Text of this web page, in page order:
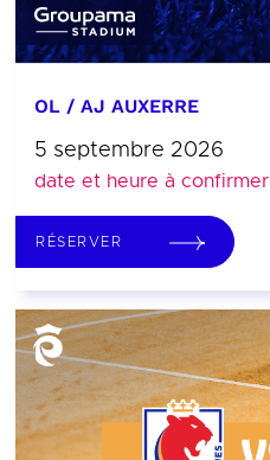
OL / AJ AUXERRE
5 septembre 2026
date et heure à confirmer
RÉSERVER